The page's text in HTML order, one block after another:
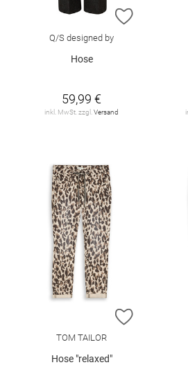
ZUR
Q/S designed by
Hose
59,99 €
inkl. MwSt. zzgl. Versand
ZUR
TOM TAILOR
Hose "relaxed"